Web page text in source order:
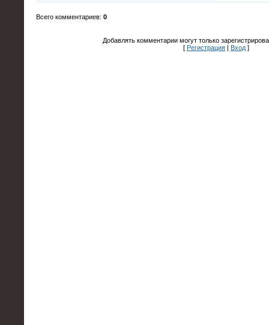
Всего комментариев: 0
Добавлять комментарии могут только
[ Регистрация | Вход ]